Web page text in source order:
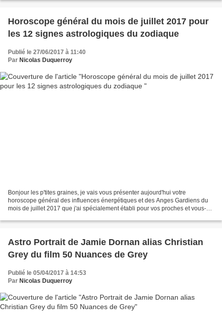
Horoscope général du mois de juillet 2017 pour
les 12 signes astrologiques du zodiaque
Publié le 27/06/2017 à 11:40
Par Nicolas Duquerroy
Bonjour les p'tites graines, je vais vous présenter aujourd'hui votre
horoscope général des influences énergétiques et des Anges Gardiens du
mois de juillet 2017 que j'ai spécialement établi pour vos proches et vous-
Astro Portrait de Jamie Dornan alias Christian
Grey du film 50 Nuances de Grey
Publié le 05/04/2017 à 14:53
Par Nicolas Duquerroy